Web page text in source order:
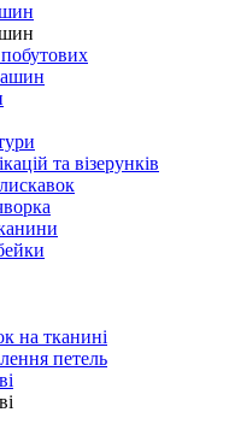
та візерунків
на тканині
петель